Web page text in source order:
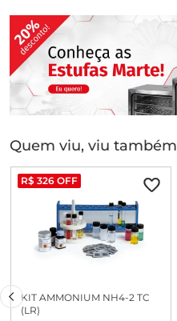
Quem viu, viu também
R$ 326 OFF
KIT AMMONIUM NH4-2 TC
(LR)